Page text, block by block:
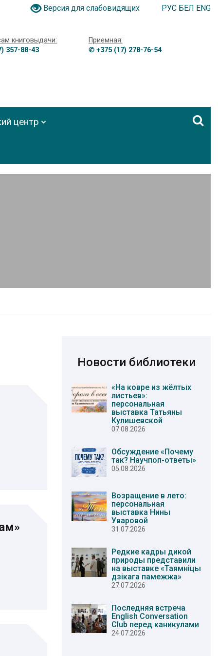
Версия для слабовидящих РУС БЕЛ ENG
книговыдачи:
357-88-43
Приемная:
✆ +375 (17) 278-76-54
центр
Новости библиотеки
«На ковре из жёлтых
листьев»:
персональная
выставка Татьяны
Кулишевской
07.08.2026
Обсуждение «Почему
так? Научпоп-ответы»
05.08.2026
Возращение в лето:
персональная
выставка Нины
Уваровой
31.07.2026
Редкие кадры дикой
природы представили
на выставке «Таямніцы
дзікага памежжа»
27.07.2026
Последняя встреча
English Conversation
Club перед каникулами
24.07.2026